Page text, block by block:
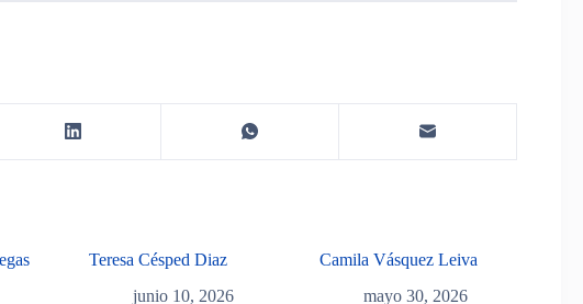
Teresa Césped Diaz
junio 10, 2026
Camila Vásquez Leiva
mayo 30, 2026